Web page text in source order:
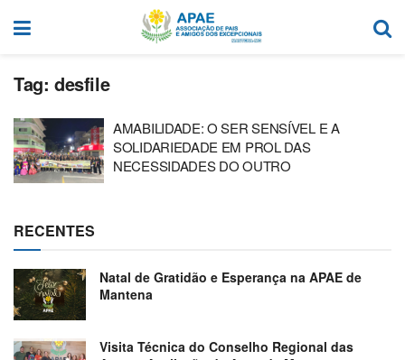
Tag: desfile
AMABILIDADE: O SER SENSÍVEL E A
SOLIDARIEDADE EM PROL DAS
NECESSIDADES DO OUTRO
RECENTES
Natal de Gratidão e Esperança na APAE de
Mantena
Visita Técnica do Conselho Regional das